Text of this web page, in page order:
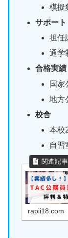
模擬
サポート
担任
通学
合格実績
国家
地方
校舎
本校
自習
rapii18.com